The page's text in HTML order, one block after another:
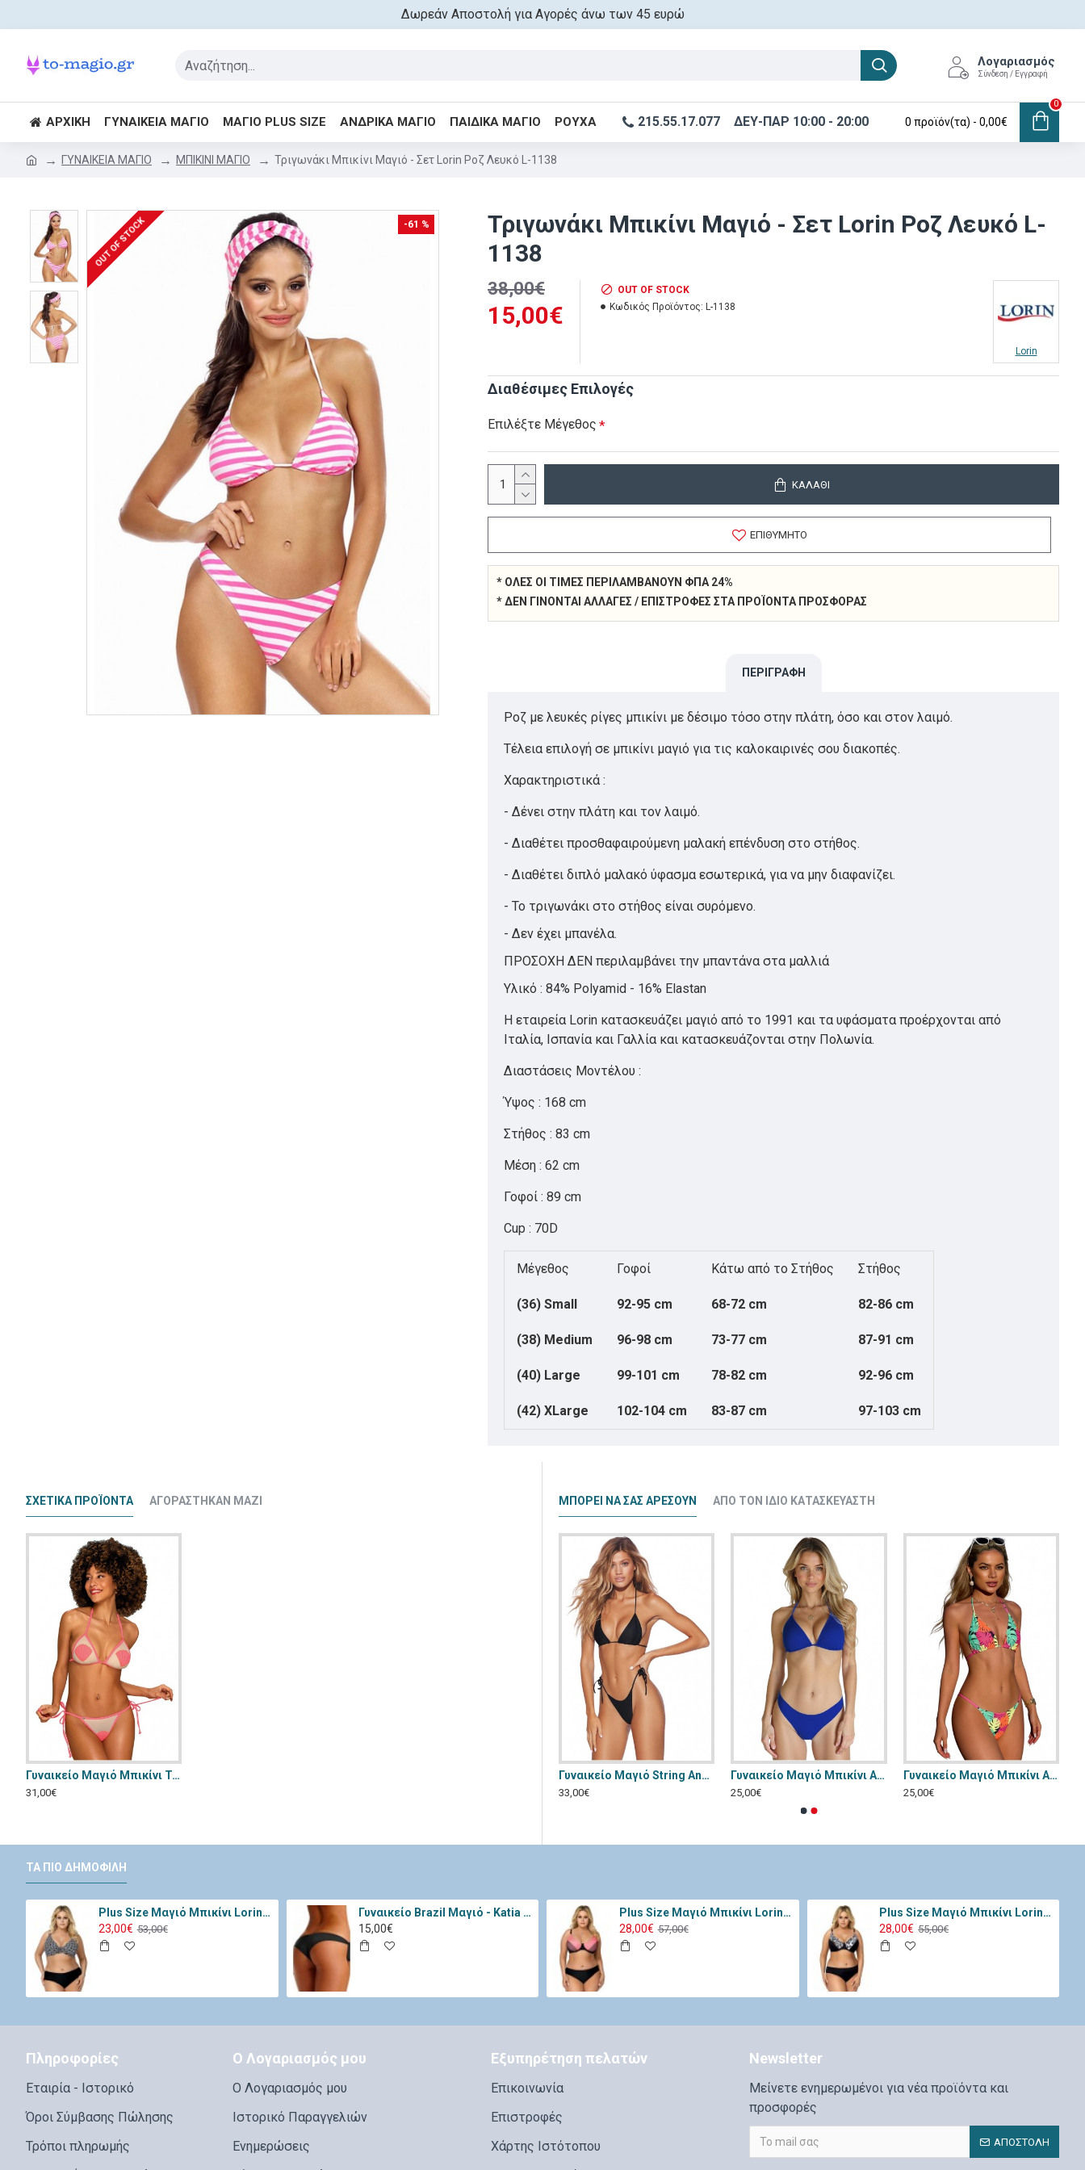
Δωρεάν Αποστολή για Αγορές άνω των 45 ευρώ
Λογαριασμός
Σύνδεση / Εγγραφή
ΑΡΧΙΚΉ ΓΥΝΑΙΚΕΊΑ ΜΑΓΙΌ ΜΑΓΙΌ PLUS SIZE ΑΝΔΡΙΚΆ ΜΑΓΙΌ ΠΑΙΔΙΚΆ ΜΑΓΙΌ ΡΟΎΧΑ 215.55.17.077 ΔΕΥ-ΠΑΡ 10:00 - 20:00 0 προϊόν(τα) - 0,00€
0
ΓΥΝΑΙΚΕΙΑ ΜΑΓΙΟ ΜΠΙΚΙΝΙ ΜΑΓΙΟ Τριγωνάκι Μπικίνι Μαγιό - Σετ Lorin Ροζ Λευκό L-1138
-61 %
OUT OF STOCK
Τριγωνάκι Μπικίνι Μαγιό - Σετ Lorin Ροζ Λευκό L-
1138
15,00€
38,00€
OUT OF STOCK
Κωδικός Προϊόντος: L-1138
Lorin
Διαθέσιμες Επιλογές
Επιλέξτε Μέγεθος
ΚΑΛΆΘΙ
ΕΠΙΘΥΜΗΤΌ
* ΌΛΕΣ ΟΙ ΤΙΜΈΣ ΠΕΡΙΛΑΜΒΆΝΟΥΝ ΦΠΑ 24%
* ΔΕΝ ΓΊΝΟΝΤΑΙ ΑΛΛΑΓΈΣ / ΕΠΙΣΤΡΟΦΈΣ ΣΤΑ ΠΡΟΪΌΝΤΑ ΠΡΟΣΦΟΡΆΣ
ΠΕΡΙΓΡΑΦΉ
Ροζ με λευκές ρίγες μπικίνι με δέσιμο τόσο στην πλάτη, όσο και στον λαιμό.
Τέλεια επιλογή σε μπικίνι μαγιό για τις καλοκαιρινές σου διακοπές.
Χαρακτηριστικά :
- Δένει στην πλάτη και τον λαιμό.
- Διαθέτει προσθαφαιρούμενη μαλακή επένδυση στο στήθος.
- Διαθέτει διπλό μαλακό ύφασμα εσωτερικά, για να μην διαφανίζει.
- Το τριγωνάκι στο στήθος είναι συρόμενο.
- Δεν έχει μπανέλα.
ΠΡΟΣΟΧΗ ΔΕΝ περιλαμβάνει την μπαντάνα στα μαλλιά
Υλικό : 84% Polyamid - 16% Elastan
Η εταιρεία Lorin κατασκευάζει μαγιό από το 1991 και τα υφάσματα προέρχονται από
Ιταλία, Ισπανία και Γαλλία και κατασκευάζονται στην Πολωνία.
Διαστάσεις Μοντέλου :
Ύψος : 168 cm
Στήθος : 83 cm
Μέση : 62 cm
Γοφοί : 89 cm
Cup : 70D
Μέγεθος Γοφοί Κάτω από το Στήθος Στήθος
(36) Small 92-95 cm 68-72 cm 82-86 cm
(38) Medium 96-98 cm 73-77 cm 87-91 cm
(40) Large 99-101 cm 78-82 cm 92-96 cm
(42) XLarge 102-104 cm 83-87 cm 97-103 cm
ΣΧΕΤΙΚΆ ΠΡΟΪΟΝΤΑ ΑΓΟΡΆΣΤΗΚΑΝ ΜΑΖΊ
Γυναικείο Μαγιό Μπικίνι Τριγωνάκι Obsessive Playa del Amor Κοραλί OB6193
31,00€
ΜΠΟΡΕΊ ΝΑ ΣΑΣ ΑΡΈΣΟΥΝ ΑΠΌ ΤΟΝ ΊΔΙΟ ΚΑΤΑΣΚΕΥΑΣΤΉ
20,00€
Γυναικείο Μαγιό String Annamu Μαύρο A-1048
33,00€
Γυναικείο Μαγιό Μπικίνι Annamu Μπλε A-1080
25,00€
Γυναικείο Μαγιό Μπικίνι Annamu Φλοράλ A-1169
25,00€
ΤΑ ΠΙΟ ΔΗΜΟΦΙΛΉ
Plus Size Μαγιό Μπικίνι Lorin Μαύρο Λευκό L-3065
23,00€ 53,00€
Γυναικείο Brazil Μαγιό - Katia Μαύρο 11334-Black
15,00€
Plus Size Μαγιό Μπικίνι Lorin Μαύρο Ροζ L-3066
28,00€ 57,00€
Plus Size Μαγιό Μπικίνι Lorin Μαύρο Λευκό L-3068
28,00€ 55,00€
Πληροφορίες
Εταιρία - Ιστορικό
Όροι Σύμβασης Πώλησης
Τρόποι πληρωμής
Ο Λογαριασμός μου
Ο Λογαριασμός μου
Ιστορικό Παραγγελιών
Ενημερώσεις
Εξυπηρέτηση πελατών
Επικοινωνία
Επιστροφές
Χάρτης Ιστότοπου
Newsletter
Μείνετε ενημερωμένοι για νέα προϊόντα και
προσφορές
ΑΠΟΣΤΟΛΉ